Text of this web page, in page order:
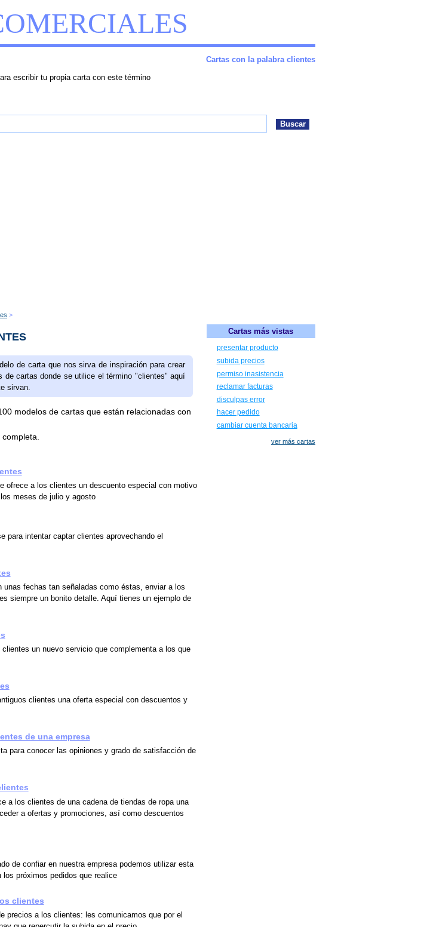
Cartas con la palabra clientes
escribir tu propia carta con este término
de carta que nos sirva de inspiración para crear
de cartas donde se utilice el término "clientes" aquí
sirvan.
modelos de cartas que están relacionadas con
ofrece a los clientes un descuento especial con motivo
meses de julio y agosto
para intentar captar clientes aprovechando el
fechas tan señaladas como éstas, enviar a los
siempre un bonito detalle. Aquí tienes un ejemplo de
un nuevo servicio que complementa a los que
clientes una oferta especial con descuentos y
de una empresa
para conocer las opiniones y grado de satisfacción de
a los clientes de una cadena de tiendas de ropa una
a ofertas y promociones, así como descuentos
de confiar en nuestra empresa podemos utilizar esta
próximos pedidos que realice
clientes
precios a los clientes: les comunicamos que por el
Cartas más vistas
presentar producto
subida precios
permiso inasistencia
reclamar facturas
disculpas error
hacer pedido
cambiar cuenta bancaria
ver más cartas